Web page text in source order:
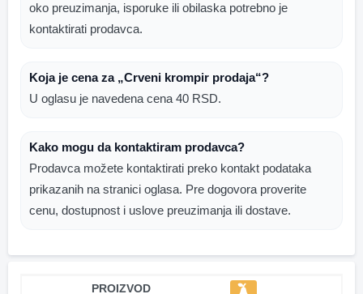
oko preuzimanja, isporuke ili obilaska potrebno je
kontaktirati prodavca.
Koja je cena za „Crveni krompir prodaja“?
U oglasu je navedena cena 40 RSD.
Kako mogu da kontaktiram prodavca?
Prodavca možete kontaktirati preko kontakt podataka
prikazanih na stranici oglasa. Pre dogovora proverite
cenu, dostupnost i uslove preuzimanja ili dostave.
PROIZVOD